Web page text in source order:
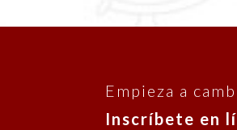
Empieza a
Inscríbete en